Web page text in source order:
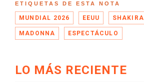
ETIQUETAS DE ESTA NOTA
MUNDIAL 2026 EEUU SHAKIRA
MADONNA ESPECTÁCULO
LO MÁS RECIENTE